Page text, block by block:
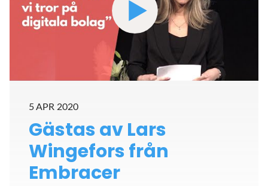
5 APR 2020
Gästas av Lars
Wingefors från
Embracer